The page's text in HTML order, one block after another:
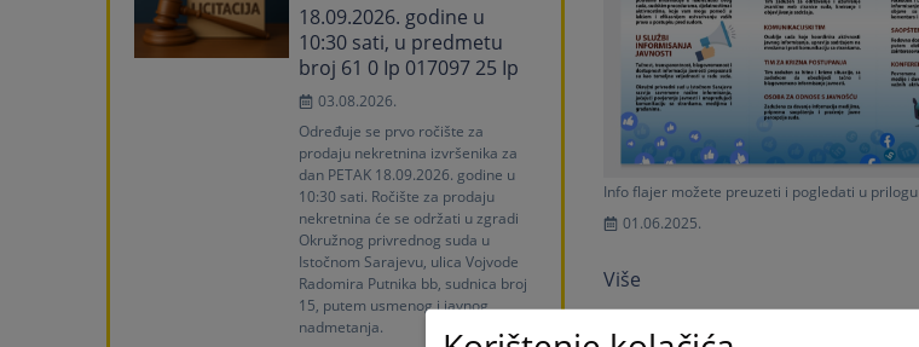
18.09.2026. godine u
10:30 sati, u predmetu
broj 61 0 Ip 017097 25 Ip
03.08.2026.
Određuje se prvo ročište za
prodaju nekretnina izvršenika za
dan PETAK 18.09.2026. godine u
10:30 sati. Ročište za prodaju
nekretnina će se održati u zgradi
Okružnog privrednog suda u
Istočnom Sarajevu, ulica Vojvode
Radomira Putnika bb, sudnica broj
15, putem usmenog i javnog
nadmetanja.
Info flajer možete preuzeti i pogledati u prilogu
01.06.2025.
Više